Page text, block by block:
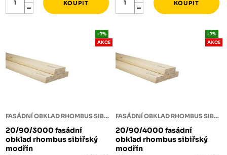
FASÁDNÍ OBKLAD RHOMBUS SIBIŘSKÝ MODŘÍN
20/90/3000 fasádní
obklad rhombus sibiřský
modřín
-7%
AKCE
FASÁDNÍ OBKLAD RHOMBUS SIBIŘSKÝ MODŘÍN
20/90/4000 fasádní
obklad rhombus sibiřský
modřín
-7%
AKCE